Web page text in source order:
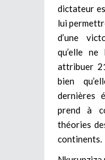
dictateur
lui
d’une
qu’elle
attribuer
bien
dernières
prend à
théories
continents.